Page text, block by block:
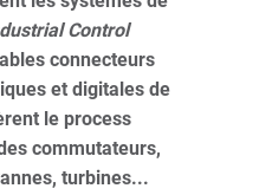
Control
connecteurs
et digitales de
le process
commutateurs,
turbines...